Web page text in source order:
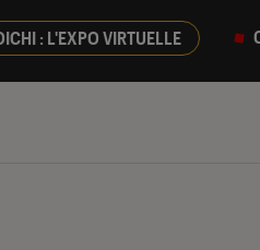
: L'EXPO VIRTUELLE